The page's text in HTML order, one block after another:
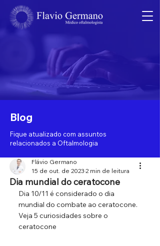
Blog
Fique atualizado com assuntos
relacionados a Oftalmologia
Dia mundial do ceratocone
Flávio Germano
15 de out. de 2023 2 min de leitura
Dia 10/11 é considerado o dia
mundial do combate ao ceratocone.
Veja 5 curiosidades sobre o
ceratocone